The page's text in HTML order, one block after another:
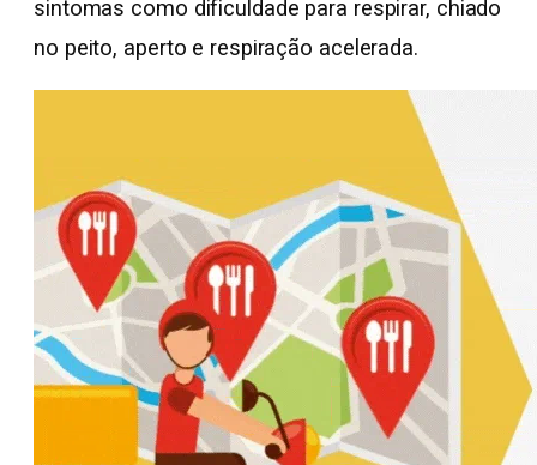
sintomas como dificuldade para respirar, chiado
no peito, aperto e respiração acelerada.